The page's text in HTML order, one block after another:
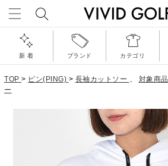
新 着 ブランド カテゴリ
TOP > ピン(PING) > 長袖カットソー 、 対象商品
ー